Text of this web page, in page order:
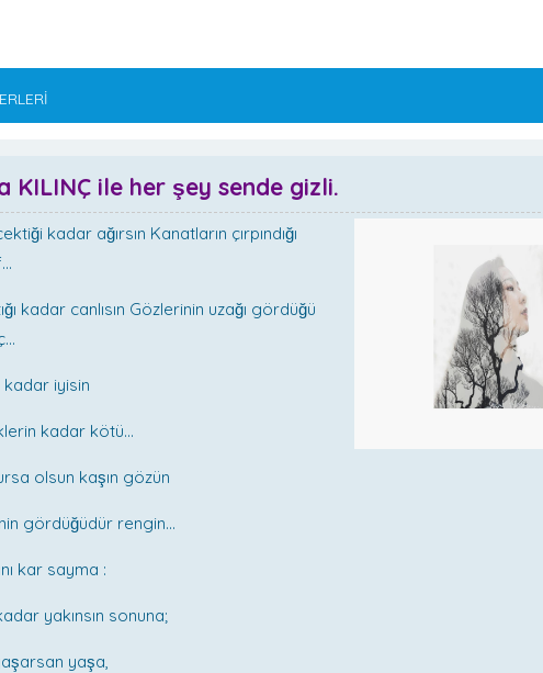
KILINÇ ile her şey sende gizli.
kadar ağırsın Kanatların çırpındığı
kadar canlısın Gözlerinin uzağı gördüğü
kadar iyisin
kadar kötü...
olsun kaşın gözün
gördüğüdür rengin...
kar sayma :
yakınsın sonuna;
yaşa,